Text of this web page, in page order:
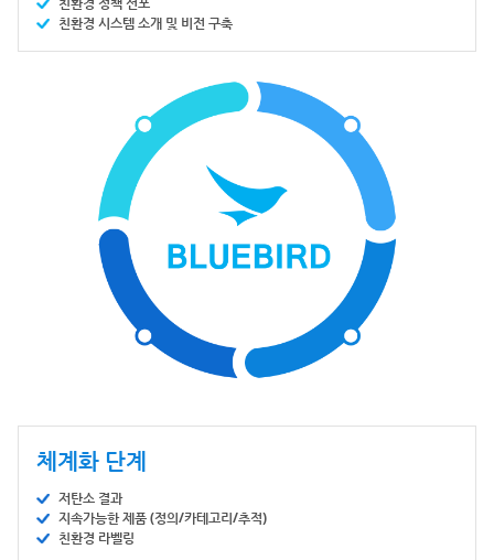
친환경 시스템 소개 및 비전 구축
체계화 단계
저탄소 결과
지속가능한 제품 (정의/카테고리/추적)
친환경 라벨링